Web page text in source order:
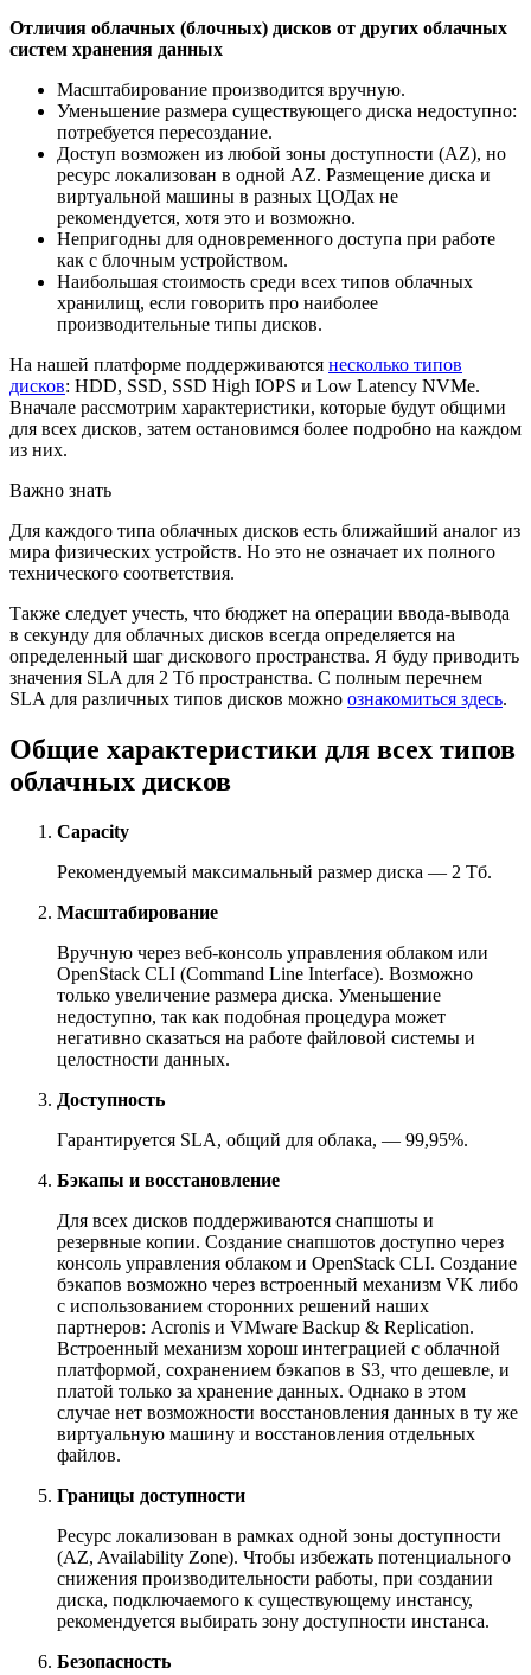
Отличия облачных (блочных) дисков от других облачных
систем хранения данных
Масштабирование производится вручную.
Уменьшение размера существующего диска недоступно:
потребуется пересоздание.
Доступ возможен из любой зоны доступности (AZ), но
ресурс локализован в одной AZ. Размещение диска и
виртуальной машины в разных ЦОДах не
рекомендуется, хотя это и возможно.
Непригодны для одновременного доступа при работе
как с блочным устройством.
Наибольшая стоимость среди всех типов облачных
хранилищ, если говорить про наиболее
производительные типы дисков.
На нашей платформе поддерживаются несколько типов
дисков: HDD, SSD, SSD High IOPS и Low Latency NVMe.
Вначале рассмотрим характеристики, которые будут общими
для всех дисков, затем остановимся более подробно на каждом
из них.
Важно знать
Для каждого типа облачных дисков есть ближайший аналог из
мира физических устройств. Но это не означает их полного
технического соответствия.
Также следует учесть, что бюджет на операции ввода-вывода
в секунду для облачных дисков всегда определяется на
определенный шаг дискового пространства. Я буду приводить
значения SLA для 2 Тб пространства. С полным перечнем
SLA для различных типов дисков можно ознакомиться здесь.
Общие характеристики для всех типов
облачных дисков
Capacity
Рекомендуемый максимальный размер диска — 2 Тб.
Масштабирование
Вручную через веб-консоль управления облаком или
OpenStack CLI (Command Line Interface). Возможно
только увеличение размера диска. Уменьшение
недоступно, так как подобная процедура может
негативно сказаться на работе файловой системы и
целостности данных.
Доступность
Гарантируется SLA, общий для облака, — 99,95%.
Бэкапы и восстановление
Для всех дисков поддерживаются снапшоты и
резервные копии. Создание снапшотов доступно через
консоль управления облаком и OpenStack CLI. Создание
бэкапов возможно через встроенный механизм VK либо
с использованием сторонних решений наших
партнеров: Acronis и VMware Backup & Replication.
Встроенный механизм хорош интеграцией с облачной
платформой, сохранением бэкапов в S3, что дешевле, и
платой только за хранение данных. Однако в этом
случае нет возможности восстановления данных в ту же
виртуальную машину и восстановления отдельных
файлов.
Границы доступности
Ресурс локализован в рамках одной зоны доступности
(AZ, Availability Zone). Чтобы избежать потенциального
снижения производительности работы, при создании
диска, подключаемого к существующему инстансу,
рекомендуется выбирать зону доступности инстанса.
Безопасность